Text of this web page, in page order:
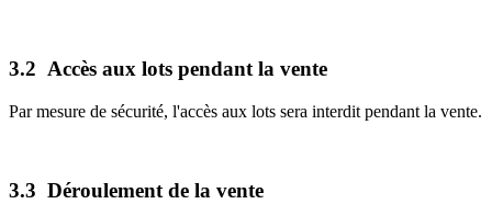
3.2 Accès aux lots pendant la vente
Par mesure de sécurité, l'accès aux lots sera interdit pendant la vente.
3.3 Déroulement de la vente